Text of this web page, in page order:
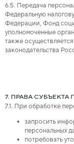
6.5. Передача
Федеральную
Федерации, Фонд
уполномоченные
также
законодательства
7. ПРАВА
7.1. При обработке
запросить
персональных
потребовать